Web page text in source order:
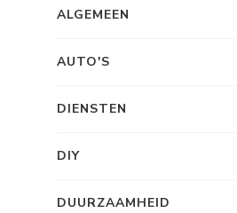
ALGEMEEN
AUTO'S
DIENSTEN
DIY
DUURZAAMHEID